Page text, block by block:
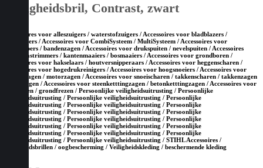
Veiligheidsbril, Contrast, zwart
Accessoires voor alleszuigers / waterstofzuigers / Accessoires voor bladblazers /
bladzuigers / Accessoires voor CombiSysteem / MultiSysteem / Accessoires voor
doorslijpers / bandenzagen / Accessoires voor drukspuiten / nevelspuiten / Accessoires
voor grastrimmers / kantenmaaiers / bosmaaiers / Accessoires voor grondboren /
Accessoires voor hakselaars / houtversnipperaars / Accessoires voor heggenscharen /
Accessoires voor hogedrukreinigers / Accessoires voor hoogsnoeiers / Accessoires voor
kettingzagen / motorzagen / Accessoires voor snoeischaren / takkenscharen / takkenzagen
/ snoeizagen / Accessoires voor steenketttingzagen / betonketttingzagen / Accessoires voor
tuinfrezen / grondfrezen / Persoonlijke veiligheidsuitrusting / Persoonlijke
veiligheidsuitrusting / Persoonlijke veiligheidsuitrusting / Persoonlijke
veiligheidsuitrusting / Persoonlijke veiligheidsuitrusting / Persoonlijke
veiligheidsuitrusting / Persoonlijke veiligheidsuitrusting / Persoonlijke
veiligheidsuitrusting / Persoonlijke veiligheidsuitrusting / Persoonlijke
veiligheidsuitrusting / Persoonlijke veiligheidsuitrusting / Persoonlijke
veiligheidsuitrusting / Persoonlijke veiligheidsuitrusting / Persoonlijke
veiligheidsuitrusting / Persoonlijke veiligheidsuitrusting / STIHL Accessoires /
Veiligheidsbrillen / oogbescherming / Veiligheidskleding / beschermende kleding